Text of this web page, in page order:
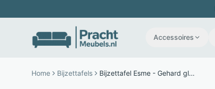
Accessoires
Home Bijzettafels Bijzettafel Esme - Gehard glas en metaal - Vierkant met lamellenframe - Grijs - Bendt